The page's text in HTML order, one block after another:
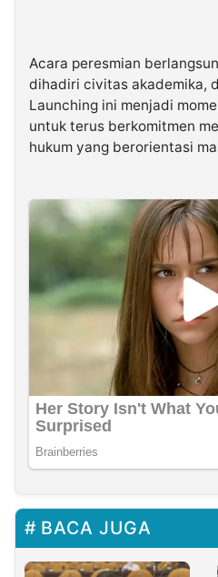
Acara peresmian
dihadiri civitas akademika,
Launching ini menjadi
untuk terus berkomitmen
hukum yang berorientasi
BACA JUGA